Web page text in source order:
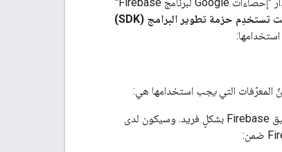
تتغيّر المعرّفات التي يجب استخدامها استنادًا إلى ما إذا كنت تستخدِم حزمة تطوير البرامج (SDK)
يجب استخدامها هي:
: أدرِج هذا المعرّف في مَعلمات طلب البحث لل طلب. يحدّد هذا المعرّف تطبيق Firebase بشكلٍ فريد. وسيكون لدى